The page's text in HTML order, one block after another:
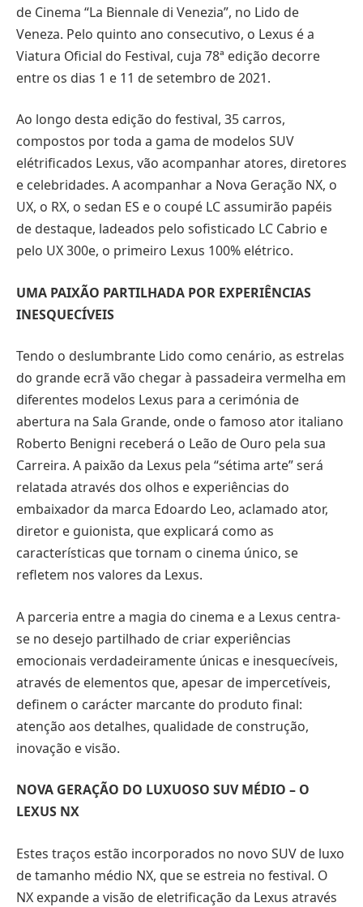
de Cinema “La Biennale di Venezia”, no Lido de
Veneza. Pelo quinto ano consecutivo, o Lexus é a
Viatura Oficial do Festival, cuja 78ª edição decorre
entre os dias 1 e 11 de setembro de 2021.
Ao longo desta edição do festival, 35 carros,
compostos por toda a gama de modelos SUV
elétrificados Lexus, vão acompanhar atores, diretores
e celebridades. A acompanhar a Nova Geração NX, o
UX, o RX, o sedan ES e o coupé LC assumirão papéis
de destaque, ladeados pelo sofisticado LC Cabrio e
pelo UX 300e, o primeiro Lexus 100% elétrico.
UMA PAIXÃO PARTILHADA POR EXPERIÊNCIAS
INESQUECÍVEIS
Tendo o deslumbrante Lido como cenário, as estrelas
do grande ecrã vão chegar à passadeira vermelha em
diferentes modelos Lexus para a cerimónia de
abertura na Sala Grande, onde o famoso ator italiano
Roberto Benigni receberá o Leão de Ouro pela sua
Carreira. A paixão da Lexus pela “sétima arte” será
relatada através dos olhos e experiências do
embaixador da marca Edoardo Leo, aclamado ator,
diretor e guionista, que explicará como as
características que tornam o cinema único, se
refletem nos valores da Lexus.
A parceria entre a magia do cinema e a Lexus centra-
se no desejo partilhado de criar experiências
emocionais verdadeiramente únicas e inesquecíveis,
através de elementos que, apesar de impercetíveis,
definem o carácter marcante do produto final:
atenção aos detalhes, qualidade de construção,
inovação e visão.
NOVA GERAÇÃO DO LUXUOSO SUV MÉDIO – O
LEXUS NX
Estes traços estão incorporados no novo SUV de luxo
de tamanho médio NX, que se estreia no festival. O
NX expande a visão de eletrificação da Lexus através